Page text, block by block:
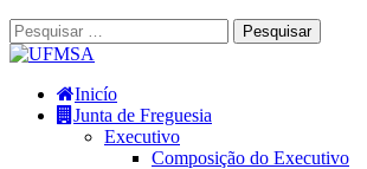
Inicío
Junta de Freguesia
Executivo
Composição do Executivo